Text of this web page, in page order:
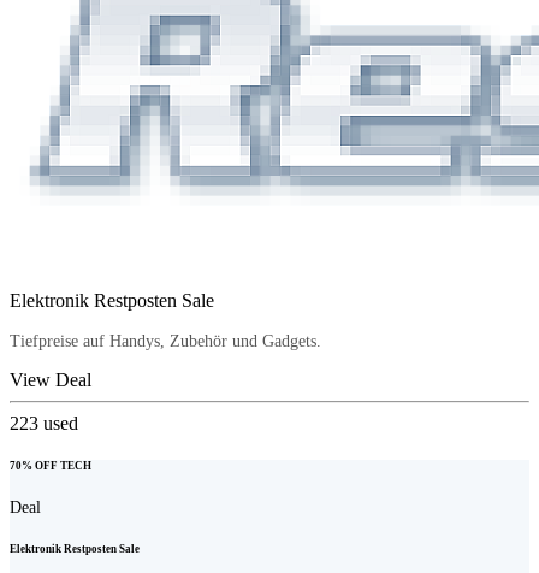
Elektronik Restposten Sale
Tiefpreise auf Handys, Zubehör und Gadgets.
View Deal
223 used
70% OFF TECH
Deal
Elektronik Restposten Sale